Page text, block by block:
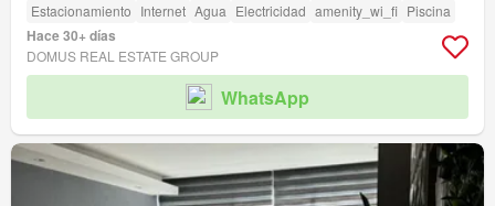
Estacionamiento Internet Agua Electricidad amenity_wi_fi Piscina
Hace 30+ días
DOMUS REAL ESTATE GROUP
WhatsApp